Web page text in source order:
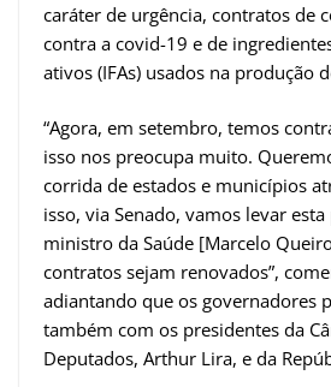
caráter de urgência, contratos de
contra a covid-19 e de
ativos (IFAs) usados na produção
“Agora, em setembro, temos
isso nos preocupa muito.
corrida de estados e municípios
isso, via Senado, vamos levar
ministro da Saúde [Marcelo
contratos sejam renovados”,
adiantando que os governadores
também com os presidentes da
Deputados, Arthur Lira, e da